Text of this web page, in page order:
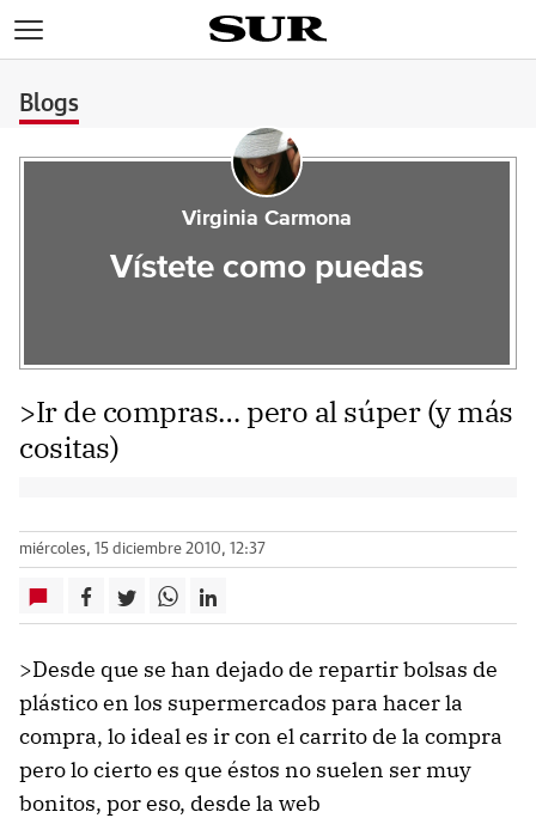
Blogs
Virginia Carmona
Vístete como puedas
>Ir de compras… pero al súper (y más
cositas)
miércoles, 15 diciembre 2010, 12:37
>Desde que se han dejado de repartir bolsas de
plástico en los supermercados para hacer la
compra, lo ideal es ir con el carrito de la compra
pero lo cierto es que éstos no suelen ser muy
bonitos, por eso, desde la web